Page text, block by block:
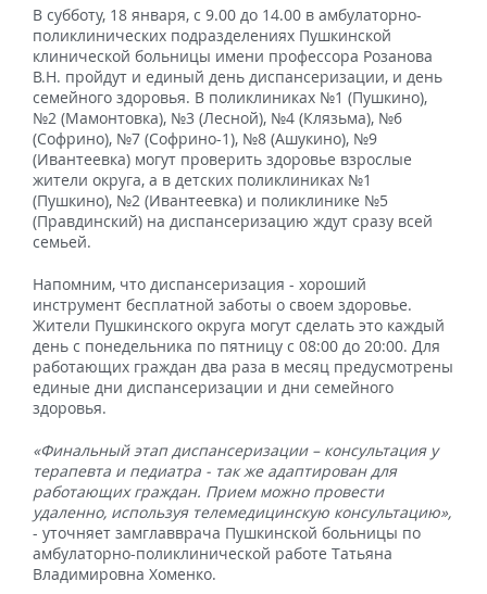
В субботу, 18 января, с 9.00 до 14.00 в амбулаторно-
поликлинических подразделениях Пушкинской
клинической больницы имени профессора Розанова
В.Н. пройдут и единый день диспансеризации, и день
семейного здоровья. В поликлиниках №1 (Пушкино),
№2 (Мамонтовка), №3 (Лесной), №4 (Клязьма), №6
(Софрино), №7 (Софрино-1), №8 (Ашукино), №9
(Ивантеевка) могут проверить здоровье взрослые
жители округа, а в детских поликлиниках №1
(Пушкино), №2 (Ивантеевка) и поликлинике №5
(Правдинский) на диспансеризацию ждут сразу всей
семьей.
Напомним, что диспансеризация - хороший
инструмент бесплатной заботы о своем здоровье.
Жители Пушкинского округа могут сделать это каждый
день с понедельника по пятницу с 08:00 до 20:00. Для
работающих граждан два раза в месяц предусмотрены
единые дни диспансеризации и дни семейного
здоровья.
«Финальный этап диспансеризации – консультация у
терапевта и педиатра - так же адаптирован для
работающих граждан. Прием можно провести
удаленно, используя телемедицинскую консультацию»,
- уточняет замглавврача Пушкинской больницы по
амбулаторно-поликлинической работе Татьяна
Владимировна Хоменко.